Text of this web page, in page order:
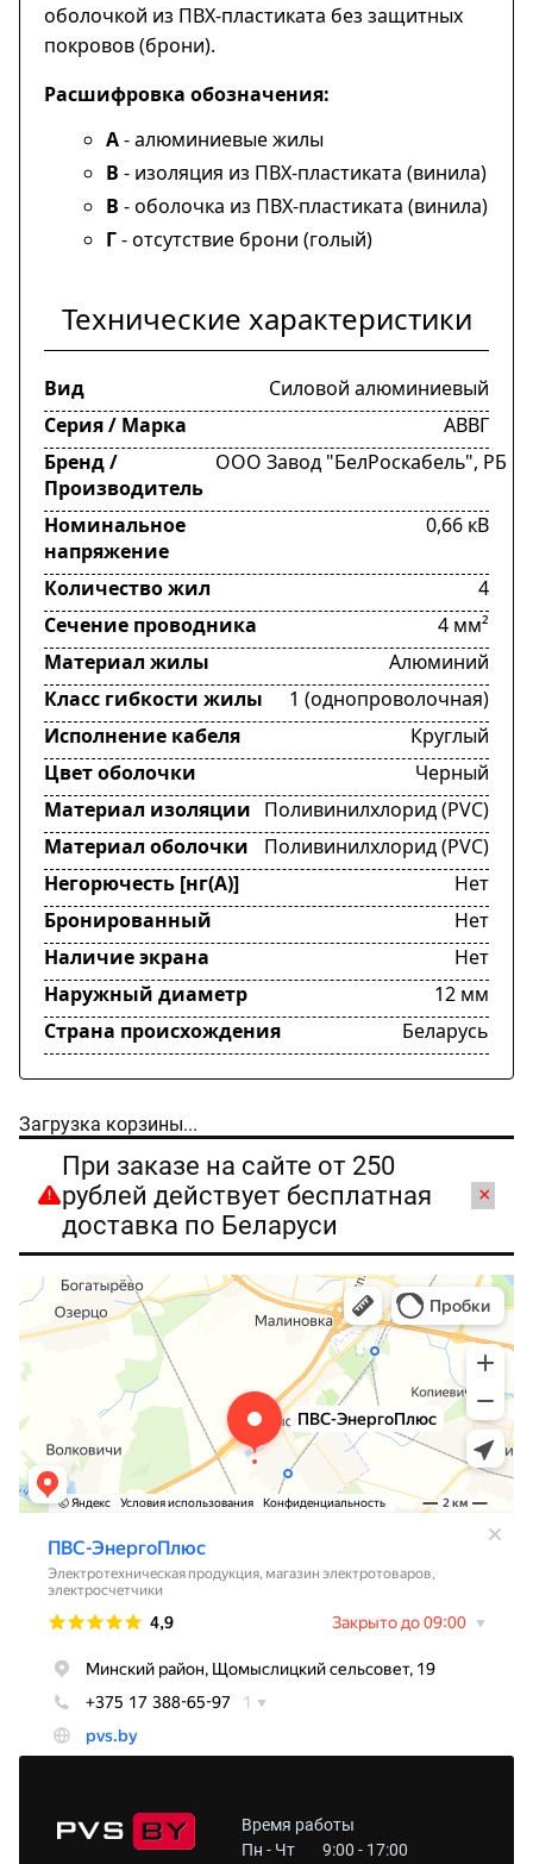
оболочкой из ПВХ-пластиката без защитных
покровов (брони).
Расшифровка обозначения:
А- алюминиевые жилы
В - изоляция из ПВХ-пластиката (винила)
В - оболочка из ПВХ-пластиката (винила)
Г- отсутствие брони (голый)
Технические характеристики
Вид
Силовой алюминиевый
Серия / Марка
АВВГ
Бренд /
Производитель
ООО Завод "БелРоскабель", РБ
Номинальное
напряжение
0,66 кВ
Количество жил
4
Сечение проводника
4 мм²
Материал жилы
Алюминий
Класс гибкости жилы
1 (однопроволочная)
Исполнение кабеля
Круглый
Цвет оболочки
Черный
Материал изоляции Поливинилхлорид (PVC)
Материал оболочки
Поливинилхлорид (PVC)
Негорючесть [нг(А)]
Нет
Бронированный
Нет
Наличие экрана
Нет
Наружный диаметр
12 мм
Страна происхождения
Беларусь
Загрузка корзины...
При заказе на сайте от 250
рублей действует бесплатная
доставка по Беларуси
×
Время работы
Пн - Чт
9:00 - 17:00